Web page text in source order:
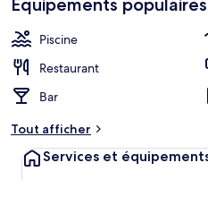
Équipements populaires
Piscine
Restaurant
Bar
Tout afficher
Services et